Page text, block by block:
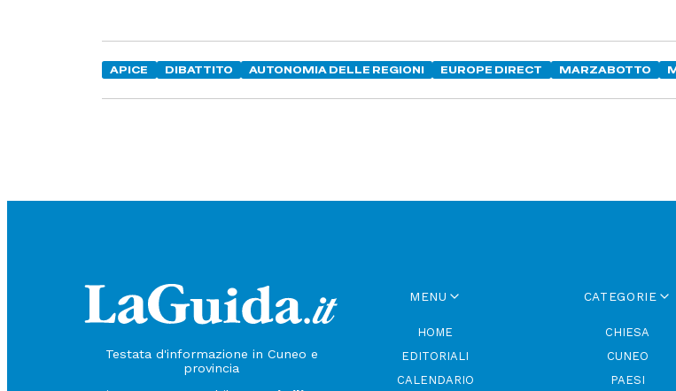
APICE DIBATTITO AUTONOMIA DELLE REGIONI EUROPE DIRECT MARZABOTTO
Testata d'informazione in Cuneo e
provincia
MENU
HOME
EDITORIALI
CALENDARIO
CATEGORIE
CHIESA
CUNEO
PAESI